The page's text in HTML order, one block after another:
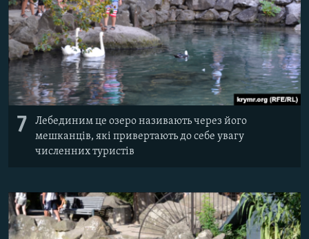
7
Лебединим це озеро називають через його
мешканців, які привертають до себе увагу
численних туристів